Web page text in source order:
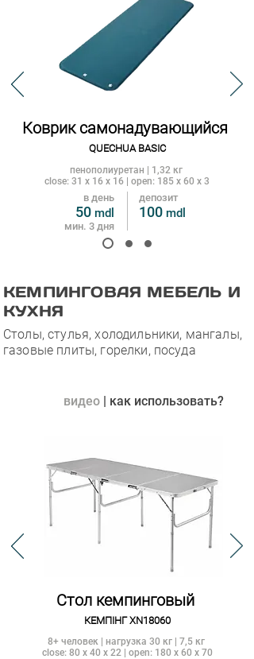
Коврик самонадувающийся
QUECHUA BASIC
пенополиуретан | 1,32 кг
close: 31 x 16 x 16 | open: 185 x 60 x 3
депозит
100 mdl
в день
50 mdl
мин. 3 дня
КЕМПИНГОВАЯ МЕБЕЛЬ И
КУХНЯ
Столы, стулья, холодильники, мангалы,
газовые плиты, горелки, посуда
видео | как использовать?
Стол кемпинговый
КЕМПIНГ XN18060
8+ человек | нагрузка 30 кг | 7,5 кг
close: 80 x 40 x 22 | open: 180 x 60 x 70